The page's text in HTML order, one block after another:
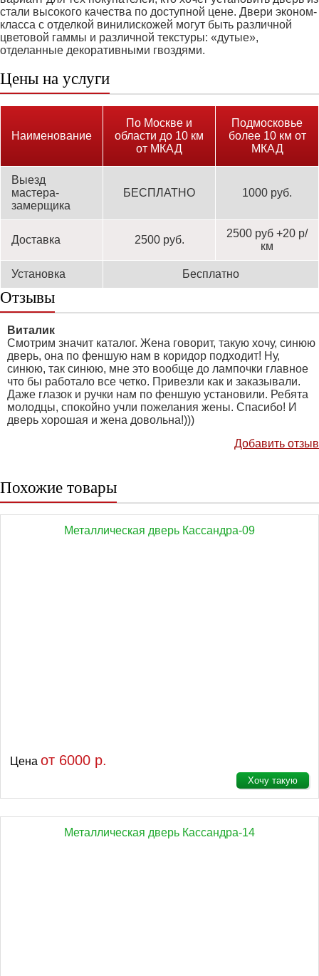
стали высокого качества по доступной цене. Двери эконом-
класса с отделкой винилискожей могут быть различной
цветовой гаммы и различной текстуры: «дутые»,
отделанные декоративными гвоздями.
Цены на услуги
Наименование
По Москве и
области до 10 км
от МКАД
Подмосковье
более 10 км от
МКАД
Выезд
мастера-
замерщика
БЕСПЛАТНО 1000 руб.
Доставка 2500 руб.
2500 руб +20 р/
км
Установка Бесплатно
Отзывы
Виталик
Смотрим значит каталог. Жена говорит, такую хочу, синюю
дверь, она по феншую нам в коридор подходит! Ну,
синюю, так синюю, мне это вообще до лампочки главное
что бы работало все четко. Привезли как и заказывали.
Даже глазок и ручки нам по феншую установили. Ребята
молодцы, спокойно учли пожелания жены. Спасибо! И
дверь хорошая и жена довольна!)))
Добавить отзыв
Похожие товары
Металлическая дверь Кассандра-09
Цена от 6000 р.
Хочу такую
Металлическая дверь Кассандра-14